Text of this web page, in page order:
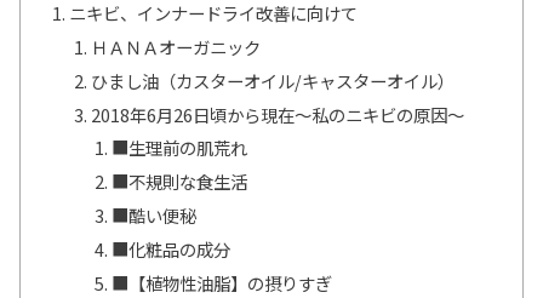
ニキビ、インナードライ改善に向けて
ＨＡＮＡオーガニック
ひまし油（カスターオイル/キャスターオイル）
2018年6月26日頃から現在～私のニキビの原因～
■生理前の肌荒れ
■不規則な食生活
■酷い便秘
■化粧品の成分
■【植物性油脂】の摂りすぎ